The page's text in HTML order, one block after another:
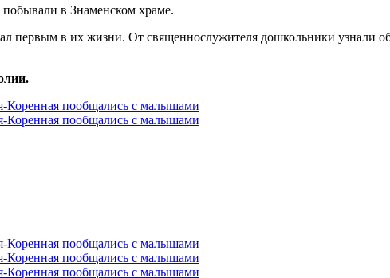
побывали в Знаменском храме.
первым в их жизни. От священнослужителя дошкольники узнали